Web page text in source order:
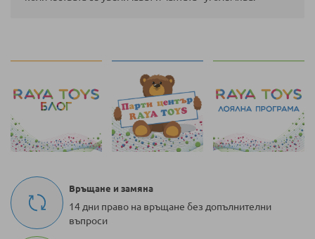
Връщане и замяна
14 дни право на връщане без допълнителни
въпроси